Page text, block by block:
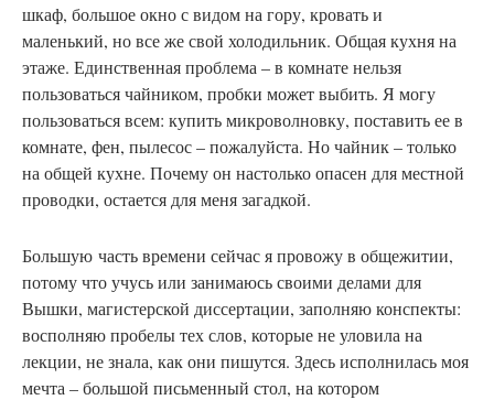
шкаф, большое окно с видом на гору, кровать и
маленький, но все же свой холодильник. Общая кухня на
этаже. Единственная проблема – в комнате нельзя
пользоваться чайником, пробки может выбить. Я могу
пользоваться всем: купить микроволновку, поставить ее в
комнате, фен, пылесос – пожалуйста. Но чайник – только
на общей кухне. Почему он настолько опасен для местной
проводки, остается для меня загадкой.
Большую часть времени сейчас я провожу в общежитии,
потому что учусь или занимаюсь своими делами для
Вышки, магистерской диссертации, заполняю конспекты:
восполняю пробелы тех слов, которые не уловила на
лекции, не знала, как они пишутся. Здесь исполнилась моя
мечта – большой письменный стол, на котором